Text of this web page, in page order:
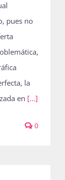
pues no
la
en [...]
0